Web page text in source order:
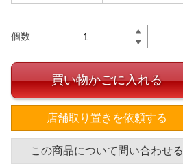
個数
買い物かごに入れる
店舗取り置きを依頼する
この商品について問い合わせる